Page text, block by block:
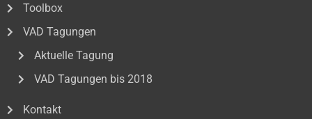
Toolbox
VAD Tagungen
Aktuelle Tagung
VAD Tagungen bis 2018
Kontakt